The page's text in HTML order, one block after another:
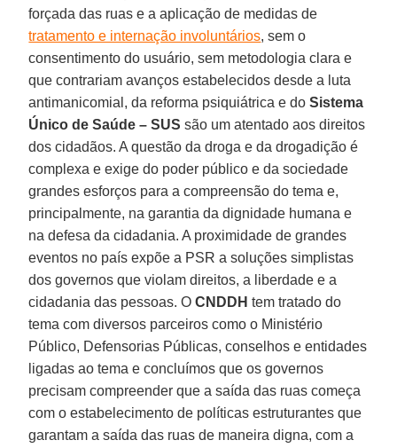
forçada das ruas e a aplicação de medidas de
tratamento e internação involuntários, sem o
consentimento do usuário, sem metodologia clara e
que contrariam avanços estabelecidos desde a luta
antimanicomial, da reforma psiquiátrica e do Sistema
Único de Saúde – SUSsão um atentado aos direitos
dos cidadãos. A questão da droga e da drogadição é
complexa e exige do poder público e da sociedade
grandes esforços para a compreensão do tema e,
principalmente, na garantia da dignidade humana e
na defesa da cidadania. A proximidade de grandes
eventos no país expõe a PSR a soluções simplistas
dos governos que violam direitos, a liberdade e a
cidadania das pessoas. OCNDDHtem tratado do
tema com diversos parceiros como o Ministério
Público, Defensorias Públicas, conselhos e entidades
ligadas ao tema e concluímos que os governos
precisam compreender que a saída das ruas começa
com o estabelecimento de políticas estruturantes que
garantam a saída das ruas de maneira digna, com a